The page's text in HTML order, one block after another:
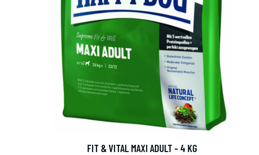
FIT & VITAL MAXI ADULT - 4 KG